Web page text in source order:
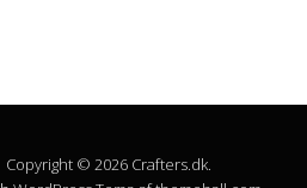
Copyright © 2026 Crafters.dk.